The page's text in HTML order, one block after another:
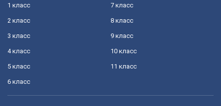
1 класс
2 класс
3 класс
4 класс
5 класс
6 класс
7 класс
8 класс
9 класс
10 класс
11 класс